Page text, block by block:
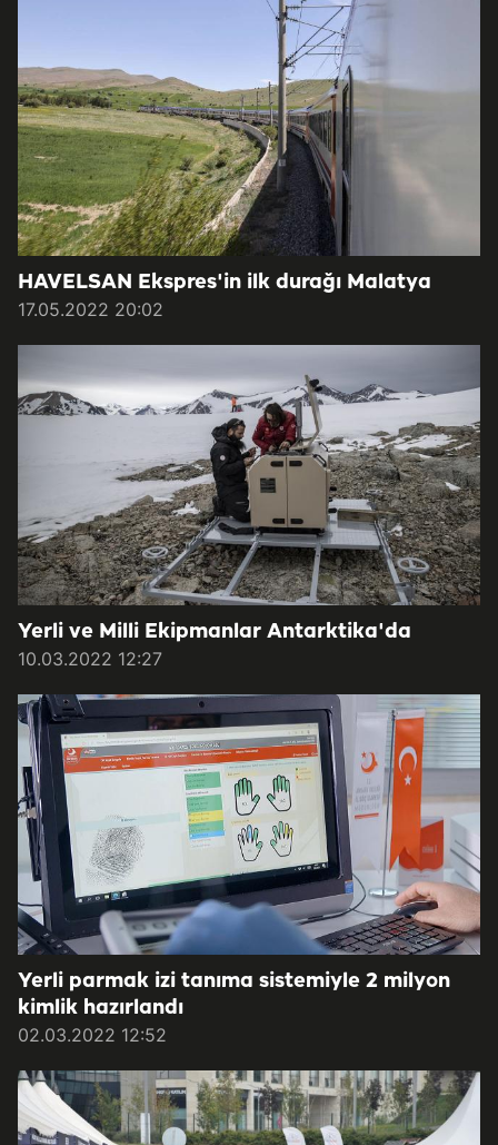
HAVELSAN Ekspres'in ilk durağı Malatya
17.05.2022 20:02
Yerli ve Milli Ekipmanlar Antarktika'da
10.03.2022 12:27
Yerli parmak izi tanıma sistemiyle 2 milyon
kimlik hazırlandı
02.03.2022 12:52